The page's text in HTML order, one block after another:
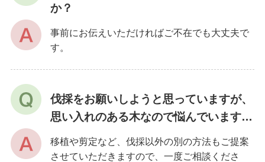
か？
事前にお伝えいただければご不在でも大丈夫で
す。
伐採をお願いしようと思っていますが、
思い入れのある木なので悩んでいます…
移植や剪定など、伐採以外の別の方法もご提案
させていただきますので、一度ご相談くださ